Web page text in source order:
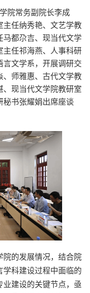
院常务副院长李成
主任纳秀艳、文艺学教
马都尕吉、现当代文学
主任祁海燕、人事科研
文学系，开展调研交
、师雅惠、古代文学教
现当代文学院教研室
秘书张耀娟出席座谈
院的发展情况，结合院
学科建设过程中面临的
建设的关键节点，亟